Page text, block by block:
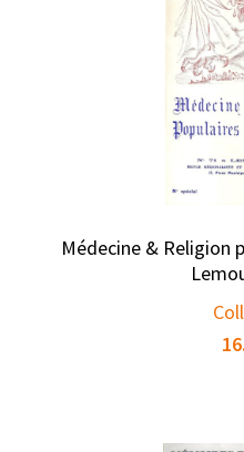
Médecine & Religion